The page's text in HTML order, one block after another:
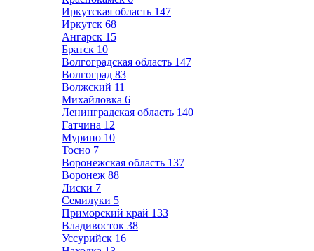
Иркутская область 147
Иркутск 68
Ангарск 15
Братск 10
Волгоградская область 147
Волгоград 83
Волжский 11
Михайловка 6
Ленинградская область 140
Гатчина 12
Мурино 10
Тосно 7
Воронежская область 137
Воронеж 88
Лиски 7
Семилуки 5
Приморский край 133
Владивосток 38
Уссурийск 16